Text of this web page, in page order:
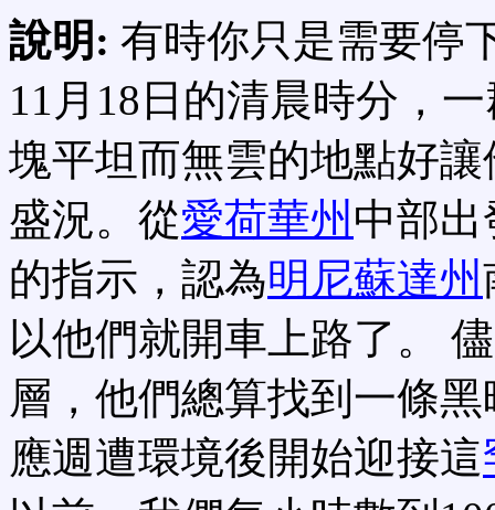
說明: 有時你只是需要停
11月18日的清晨時分，
塊平坦而無雲的地點好
盛況。從愛荷華州 中部
的指示，認為明尼蘇達州
以他們就開車上路了。
層，他們總算找到一條
應週遭環境後開始迎接這